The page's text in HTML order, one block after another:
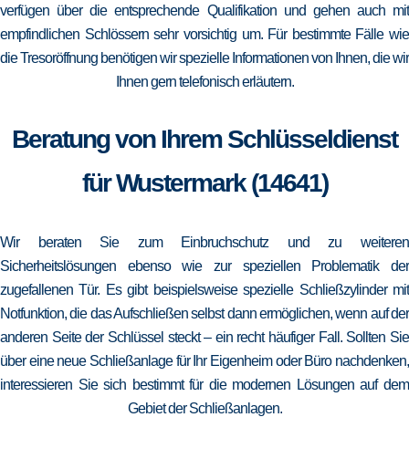
verfügen über die entsprechende Qualifikation und gehen auch mit
empfindlichen Schlössern sehr vorsichtig um. Für bestimmte Fälle wie
die Tresoröffnung benötigen wir spezielle Informationen von Ihnen, die wir
Ihnen gern telefonisch erläutern.
Beratung von Ihrem Schlüsseldienst
für Wustermark (14641)
Wir beraten Sie zum Einbruchschutz und zu weiteren
Sicherheitslösungen ebenso wie zur speziellen Problematik der
zugefallenen Tür. Es gibt beispielsweise spezielle Schließzylinder mit
Notfunktion, die das Aufschließen selbst dann ermöglichen, wenn auf der
anderen Seite der Schlüssel steckt – ein recht häufiger Fall. Sollten Sie
über eine neue Schließanlage für Ihr Eigenheim oder Büro nachdenken,
interessieren Sie sich bestimmt für die modernen Lösungen auf dem
Gebiet der Schließanlagen.